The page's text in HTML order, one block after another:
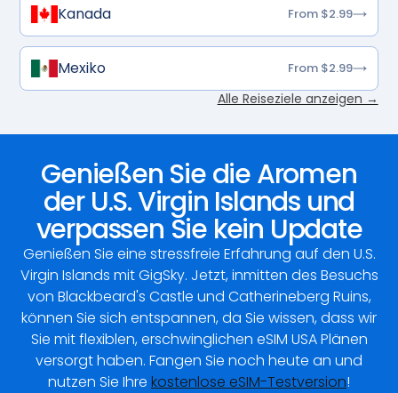
Kanada From $2.99
Mexiko From $2.99
Alle Reiseziele anzeigen →
Genießen Sie die Aromen
der U.S. Virgin Islands und
verpassen Sie kein Update
Genießen Sie eine stressfreie Erfahrung auf den U.S.
Virgin Islands mit GigSky. Jetzt, inmitten des Besuchs
von Blackbeard's Castle und Catherineberg Ruins,
können Sie sich entspannen, da Sie wissen, dass wir
Sie mit flexiblen, erschwinglichen eSIM USA Plänen
versorgt haben. Fangen Sie noch heute an und
nutzen Sie Ihre kostenlose eSIM-Testversion!